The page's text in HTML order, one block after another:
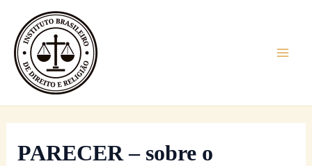
para
conteúdo
PARECER – sobre o